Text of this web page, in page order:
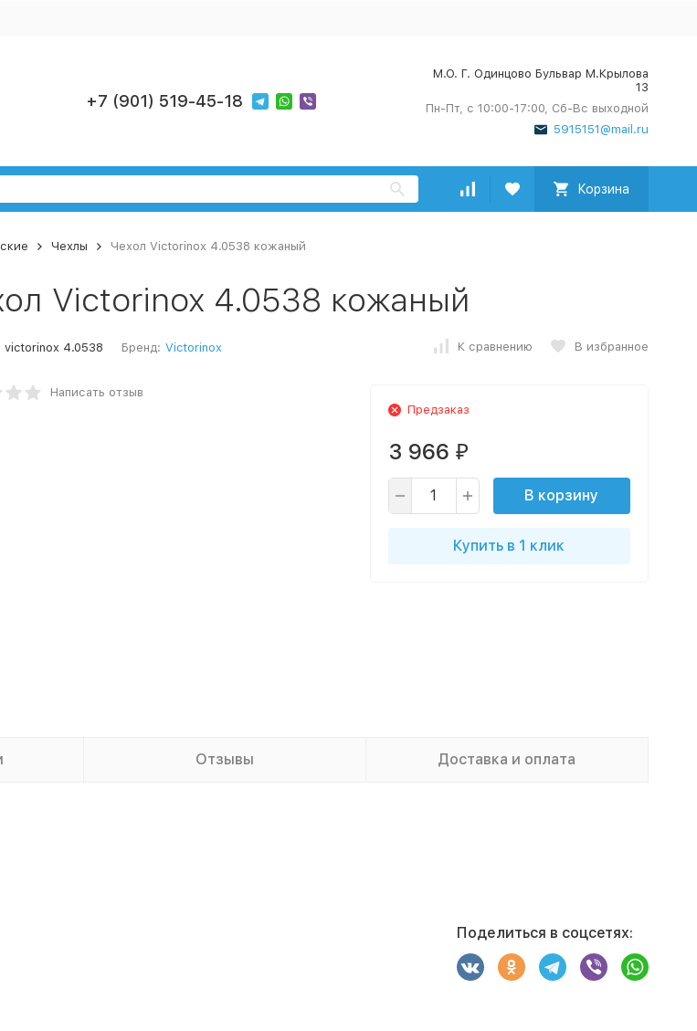
+7 (901) 519-45-18
М.О. Г. Одинцово Бульвар М.Крылова
13
Пн-Пт, с 10:00-17:00, Сб-Вс выходной
5915151@mail.ru
Корзина
Чехлы Чехол Victorinox 4.0538 кожаный
Victorinox 4.0538 кожаный
victorinox 4.0538 Бренд: Victorinox К сравнению В избранное
Написать отзыв
Предзаказ
3 966 ₽
В корзину
Купить в 1 клик
Отзывы Доставка и оплата
Поделиться в соцсетях: